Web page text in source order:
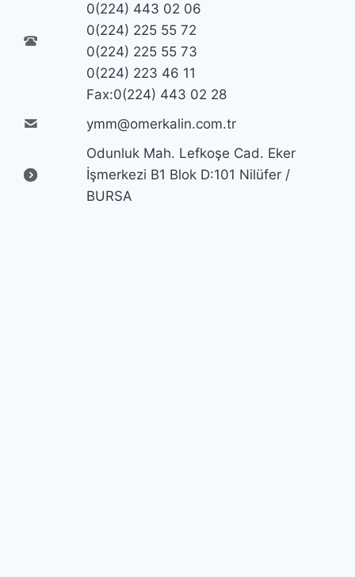
0(224) 443 02 06
0(224) 225 55 72
0(224) 225 55 73
0(224) 223 46 11
Fax:0(224) 443 02 28
ymm@omerkalin.com.tr
Odunluk Mah. Lefkoşe Cad. Eker
İşmerkezi B1 Blok D:101 Nilüfer /
BURSA